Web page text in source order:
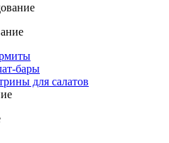
бары
для салатов